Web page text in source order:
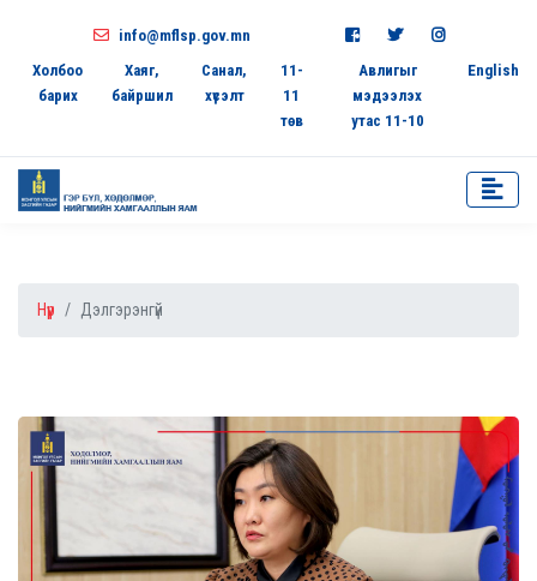
info@mflsp.gov.mn
Холбоо
барих
Хаяг,
байршил
Санал,
хүсэлт
11-
11
төв
Авлигыг
мэдээлэх
утас 11-10
English
Нүүр Дэлгэрэнгүй